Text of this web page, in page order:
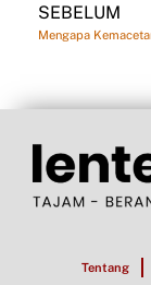
SEBELUM
Tentang